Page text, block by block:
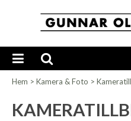
Hem > Kamera & Foto >